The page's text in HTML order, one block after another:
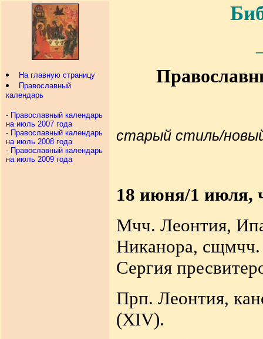
На главную страницу
Православный
календарь
- Православный календарь
на июль 2007 года
- Православный календарь
на июль 2008 года
- Православный календарь
на июль 2009 года
старый стиль/
18 июня/1 июля,
Мчч. Леонтия,
Никанора, сщмчч.
Сергия
Прп. Леонтия,
(XIV).